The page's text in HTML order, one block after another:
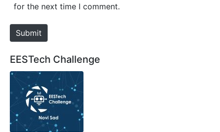
e
for the next time I comment.
Submit
EESTech Challenge